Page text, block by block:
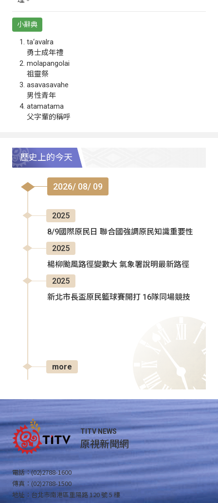
小辭典
ta‘avalra
勇士成年禮
molapangolai
祖靈祭
asavasavahe
男性青年
atamatama
父字輩的稱呼
歷史上的今天
2026/ 08/ 09
2025
8/9國際原民日 聯合國強調原民知識重要性
2025
楊柳颱風路徑變數大 氣象署說明最新路徑
2025
新北市長盃原民籃球賽開打 16隊同場競技
more
TITV NEWS
原視新聞網
電話：(02)2788-1600
傳真：(02)2788-1500
地址：台北市南港區重陽路 120 號 5 樓